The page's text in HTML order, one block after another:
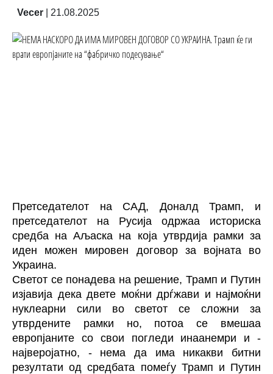
Vecer 21.08.2025
Претседателот на САД, Доналд Трамп, и
претседателот на Русија одржаа историска
средба на Аљаска на која утврдија рамки за
иден можен мировен договор за војната во
Украина.
Светот се понадева на решение, Трамп и Путин
изјавија дека двете моќни дрѓжави и најмоќни
нуклеарни сили во светот се сложни за
утврдените рамки но, потоа се вмешаа
европјаните со свои погледи инаанемри и -
најверојатно, - нема да има никакви битни
резултати од средбата помеѓу Трамп и Путин